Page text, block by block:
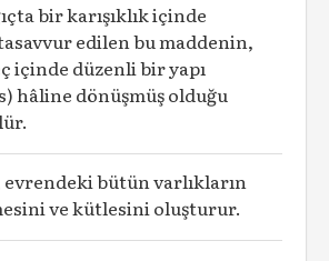
bir karışıklık içinde
edilen bu maddenin,
içinde düzenli bir yapı
hâline dönüşmüş olduğu
evrendeki bütün varlıkların
ve kütlesini oluşturur.